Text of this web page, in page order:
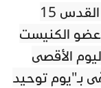
اليوم، لإحياء الذكرى العبرية لاحتلال القدس 15
عضو الكنيست
الأقصى
بـ"يوم توحيد